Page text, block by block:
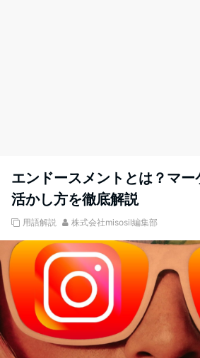
エンドースメントとは？マ
活かし方を徹底解説
用語解説 株式会社misosil編集部